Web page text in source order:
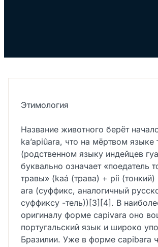
Этимология
Название животного берёт
ka’apiûara, что на мёртвом языке
(родственном языку индейцев
буквально означает «поедатель
травы» (kaá (трава) + píi (тонкий)
ara (суффикс, аналогичный
суффиксу -тель))[3][4]. В
оригиналу форме capivara оно
португальский язык и широко
Бразилии. Уже в форме capibara